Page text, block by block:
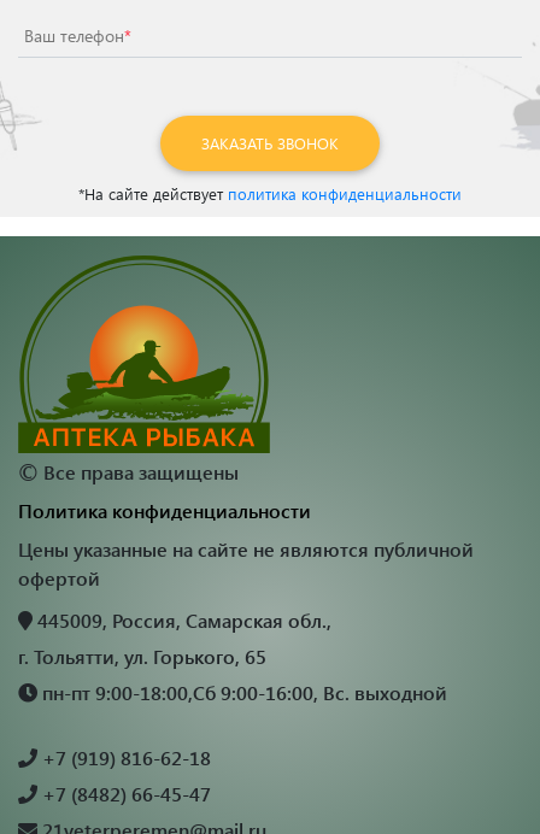
Ваш телефон*
ЗАКАЗАТЬ ЗВОНОК
*На сайте действует политика конфиденциальности
© Все права защищены
Политика конфиденциальности
Цены указанные на сайте не являются публичной
офертой
445009, Россия, Самарская обл.,
г. Тольятти, ул. Горького, 65
пн-пт 9:00-18:00,Сб 9:00-16:00, Вс. выходной
+7 (919) 816-62-18
+7 (8482) 66-45-47